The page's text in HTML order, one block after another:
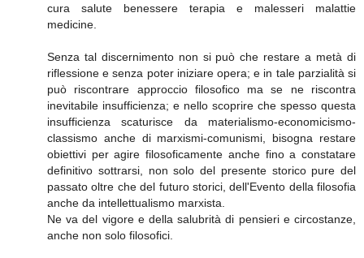
cura salute benessere terapia e malesseri malattie
medicine.
Senza tal discernimento non si può che restare a metà di
riflessione e senza poter iniziare opera; e in tale parzialità si
può riscontrare approccio filosofico ma se ne riscontra
inevitabile insufficienza; e nello scoprire che spesso questa
insufficienza scaturisce da materialismo-economicismo-
classismo anche di marxismi-comunismi, bisogna restare
obiettivi per agire filosoficamente anche fino a constatare
definitivo sottrarsi, non solo del presente storico pure del
passato oltre che del futuro storici, dell'Evento della filosofia
anche da intellettualismo marxista.
Ne va del vigore e della salubrità di pensieri e circostanze,
anche non solo filosofici.